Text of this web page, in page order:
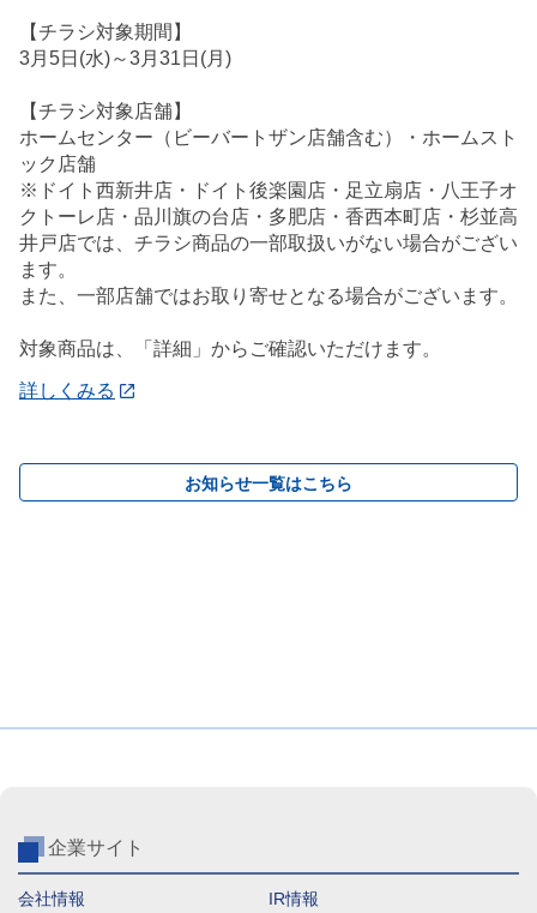
【チラシ対象期間】
3月5日(水)～3月31日(月)
【チラシ対象店舗】
ホームセンター（ビーバートザン店舗含む）・ホームスト
ック店舗
※ドイト西新井店・ドイト後楽園店・足立扇店・八王子オ
クトーレ店・品川旗の台店・多肥店・香西本町店・杉並高
井戸店では、チラシ商品の一部取扱いがない場合がござい
ます。
また、一部店舗ではお取り寄せとなる場合がございます。
対象商品は、「詳細」からご確認いただけます。
詳しくみる
お知らせ一覧はこちら
企業サイト
会社情報 IR情報